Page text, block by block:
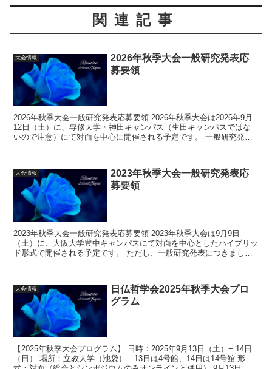
関連記事
大会情報
2026年秋季大会一般研究発表応
募要領
2026年秋季大会一般研究発表応募要領 2026年秋季大会は2026年9月
12日（土）に、専修大学・神田キャンパス（生田キャンパスではな
いので注意）にて対面を中心に開催される予定です。 一般研究発表
大会情報
2023年秋季大会一般研究発表応
募要領
2023年秋季大会一般研究発表応募要領 2023年秋季大会は9月9日
（土）に、大阪大学豊中キャンパスにて対面を中心としたハイブリッ
ド形式で開催される予定です。 ただし、一般研究発表につきまして
大会情報
日仏哲学会2025年秋季大会プロ
グラム
【2025年秋季大会プログラム】 日時：2025年9月13日（土）− 14日
（日） 場所：立教大学（池袋） 13日は4号館、14日は14号館 形